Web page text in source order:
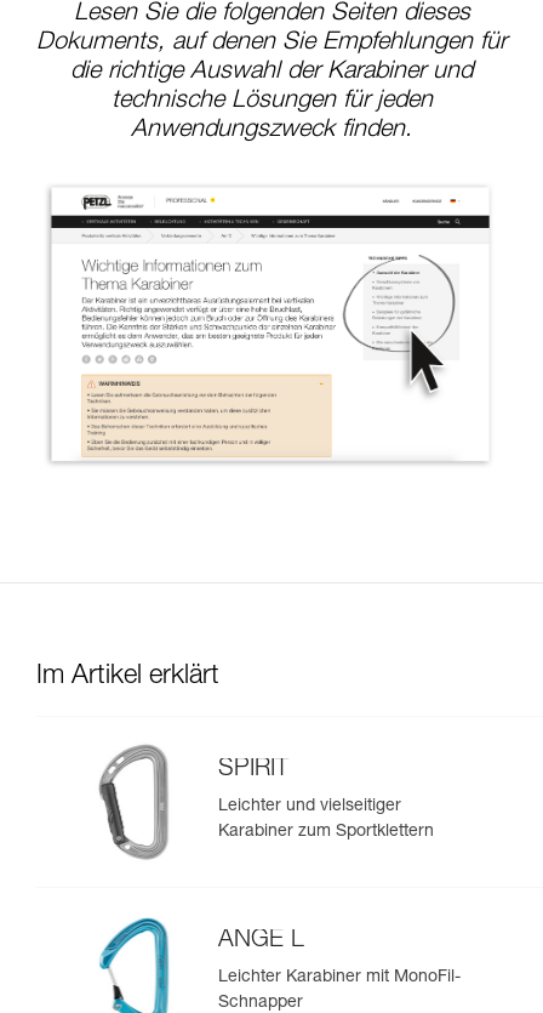
Lesen Sie die folgenden Seiten dieses
Dokuments, auf denen Sie Empfehlungen für
die richtige Auswahl der Karabiner und
technische Lösungen für jeden
Anwendungszweck finden.
Im Artikel erklärt
SPIRIT
Leichter und vielseitiger
Karabiner zum Sportklettern
ANGE L
Leichter Karabiner mit MonoFil-
Schnapper